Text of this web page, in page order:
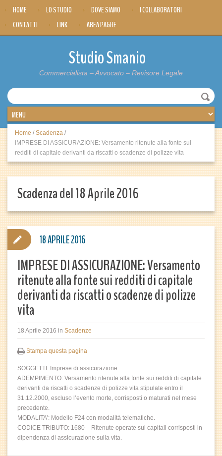
HOME LO STUDIO DOVE SIAMO
I COLLABORATORI
CONTATTI
LINK AREA PAGHE
Studio Smanio
Commercialista – Avvocato – Revisore Legale
Home / Scadenza /
IMPRESE DI ASSICURAZIONE: Versamento ritenute alla fonte sui
redditi di capitale derivanti da riscatti o scadenze di polizze vita
Scadenza del 18 Aprile 2016
IMPRESE DI ASSICURAZIONE: Versamento
ritenute alla fonte sui redditi di capitale
derivanti da riscatti o scadenze di polizze
vita
18 Aprile 2016 in Scadenze
Stampa questa pagina
SOGGETTI: Imprese di assicurazione.
ADEMPIMENTO: Versamento ritenute alla fonte sui redditi di capitale
derivanti da riscatti o scadenze di polizze vita stipulate entro il
31.12.2000, escluso l’evento morte, corrisposti o maturati nel mese
precedente.
MODALITA’: Modello F24 con modalità telematiche.
CODICE TRIBUTO: 1680 – Ritenute operate sui capitali corrisposti in
dipendenza di assicurazione sulla vita.
18 APRILE 2016